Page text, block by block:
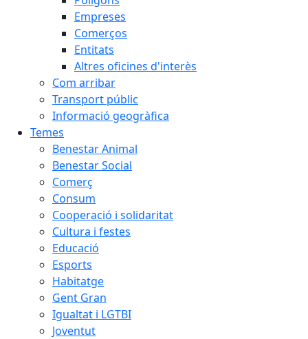
Empreses
Comerços
Entitats
Altres oficines d'interès
Com arribar
Transport públic
Informació geogràfica
Temes
Benestar Animal
Benestar Social
Comerç
Consum
Cooperació i solidaritat
Cultura i festes
Educació
Esports
Habitatge
Gent Gran
Igualtat i LGTBI
Joventut